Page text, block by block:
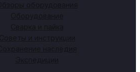
Обзоры оборудования
Оборудование
Сварка и пайка
Советы и инструкции
Сохранение наследия
Экспедиции